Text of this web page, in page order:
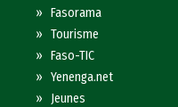
»Fasorama
»Tourisme
»Faso-TIC
»Yenenga.net
» Jeunes